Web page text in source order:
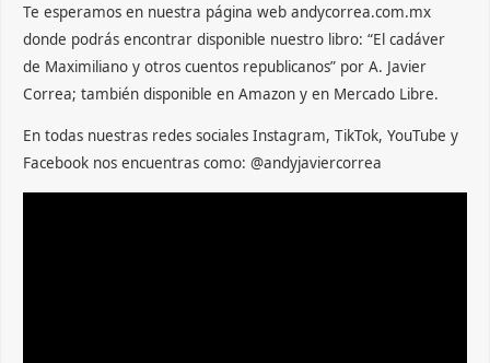
Te esperamos en nuestra página web andycorrea.com.mx
donde podrás encontrar disponible nuestro libro: “El cadáver
de Maximiliano y otros cuentos republicanos” por A. Javier
Correa; también disponible en Amazon y en Mercado Libre.
En todas nuestras redes sociales Instagram, TikTok, YouTube y
Facebook nos encuentras como: @andyjaviercorrea